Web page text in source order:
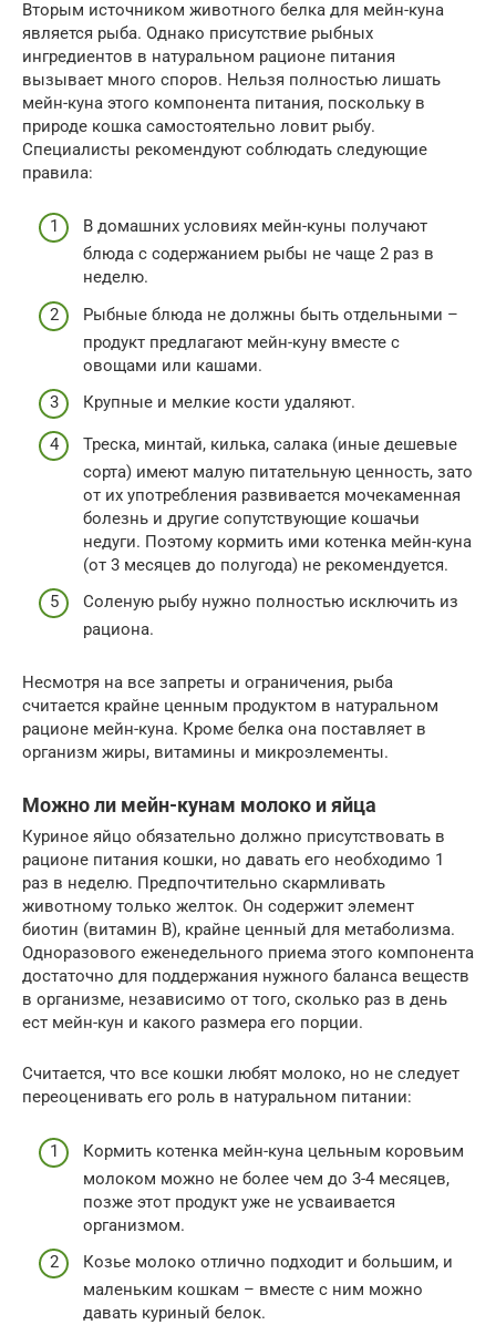
Вторым источником животного белка для мейн-куна
является рыба. Однако присутствие рыбных
ингредиентов в натуральном рационе питания
вызывает много споров. Нельзя полностью лишать
мейн-куна этого компонента питания, поскольку в
природе кошка самостоятельно ловит рыбу.
Специалисты рекомендуют соблюдать следующие
правила:
В домашних условиях мейн-куны получают
блюда с содержанием рыбы не чаще 2 раз в
неделю.
Рыбные блюда не должны быть отдельными –
продукт предлагают мейн-куну вместе с
овощами или кашами.
Крупные и мелкие кости удаляют.
Треска, минтай, килька, салака (иные дешевые
сорта) имеют малую питательную ценность, зато
от их употребления развивается мочекаменная
болезнь и другие сопутствующие кошачьи
недуги. Поэтому кормить ими котенка мейн-куна
(от 3 месяцев до полугода) не рекомендуется.
Соленую рыбу нужно полностью исключить из
рациона.
Несмотря на все запреты и ограничения, рыба
считается крайне ценным продуктом в натуральном
рационе мейн-куна. Кроме белка она поставляет в
организм жиры, витамины и микроэлементы.
Можно ли мейн-кунам молоко и яйца
Куриное яйцо обязательно должно присутствовать в
рационе питания кошки, но давать его необходимо 1
раз в неделю. Предпочтительно скармливать
животному только желток. Он содержит элемент
биотин (витамин В), крайне ценный для метаболизма.
Одноразового еженедельного приема этого компонента
достаточно для поддержания нужного баланса веществ
в организме, независимо от того, сколько раз в день
ест мейн-кун и какого размера его порции.
Считается, что все кошки любят молоко, но не следует
переоценивать его роль в натуральном питании:
Кормить котенка мейн-куна цельным коровьим
молоком можно не более чем до 3-4 месяцев,
позже этот продукт уже не усваивается
организмом.
Козье молоко отлично подходит и большим, и
маленьким кошкам – вместе с ним можно
давать куриный белок.